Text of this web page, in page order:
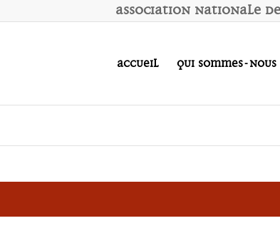
Association Nationale
Accueil Qui sommes-nous